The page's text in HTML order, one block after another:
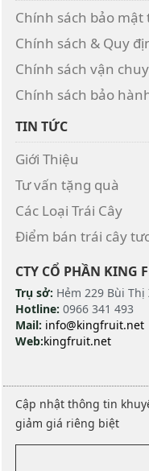
Chính sách bảo mật
Chính sách & Quy
Chính sách vận
Chính sách bảo
TIN TỨC
Giới Thiệu
Tư vấn tặng quà
Các Loại Trái Cây
Điểm bán trái cây
CTY CỔ PHẦN KING
Trụ sở: Hẻm 229 Bùi Thị
Hotline: 0966 341 493
Mail: info@kingfruit.net
Web:kingfruit.net
Cập nhật thông tin
giảm giá riêng biệt